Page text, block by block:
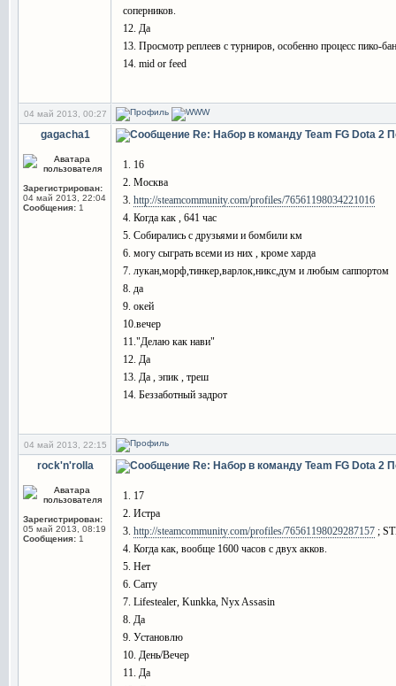
соперников.
12. Да
13. Просмотр реплеев с турниров, особенно процесс пико-
14. mid or feed
04 май 2013, 00:27
gagacha1
Зарегистрирован:
04 май 2013, 22:04
Сообщения: 1
Re: Набор в команду Team FG Dota 2
1. 16
2. Москва
3. http://steamcommunity.com/profiles/76561198034221016
4. Когда как , 641 час
5. Собирались с друзьями и бомбили км
6. могу сыграть всеми из них , кроме харда
7. лукан,морф,тинкер,варлок,никс,дум и любым саппортом
8. да
9. окей
10.вечер
11."Делаю как нави"
12. Да
13. Да , эпик , треш
14. Беззаботный задрот
04 май 2013, 22:15
rock'n'rolla
Зарегистрирован:
05 май 2013, 08:19
Сообщения: 1
Re: Набор в команду Team FG Dota 2
1. 17
2. Истра
3. http://steamcommunity.com/profiles/76561198029287157 ;
4. Когда как, вообще 1600 часов с двух акков.
5. Нет
6. Carry
7. Lifestealer, Kunkka, Nyx Assasin
8. Да
9. Установлю
10. День/Вечер
11. Да